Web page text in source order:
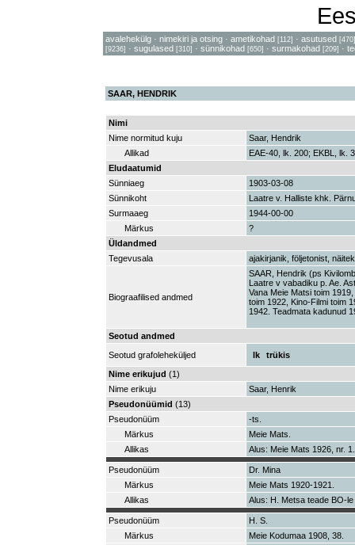
avalehekülg · nimekiri ja otsing · ametikohad [112] · asutused [470]
[9236] · sugulased [310] · sünnikohad [650] · surmakohad [209] ·
SAAR, HENDRIK
Nimi
Nime normitud kuju
Saar, Hendrik
Allikad
EAE-40, lk. 200; EKBL, lk.
Eludaatumid
Sünniaeg
1903-03-08
Sünnikoht
Laatre v. Halliste khk.
Surmaaeg
1944-00-00
Märkus
?
Üldandmed
Tegevusala
ajakirjanik, följetonist,
Biograafilised andmed
SAAR, Hendrik (ps
Laatre v vabadiku p. Ae.
Vana Meie Matsi toim
toim 1922, Kino-Filmi toim
1942. Teadmata kadunud
Seotud andmed
Seotud grafoleheküljed
lk
trükis
Nime erikujud (1)
Nime erikuju
Saar, Henrik
Pseudonüümid (13)
Pseudonüüm
-ts.
Märkus
Meie Mats.
Allikas
Alus: Meie Mats 1926, nr. 1.
Pseudonüüm
Dr. Mina
Märkus
Meie Mats 1920-1921.
Allikas
Alus: H. Metsa teade BO-
Pseudonüüm
H. S.
Märkus
Meie Kodumaa 1908, 38.